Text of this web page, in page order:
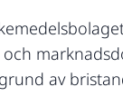
av